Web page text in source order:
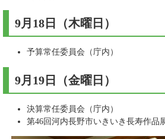
9月18日（木曜日）​
予算常任委員会（庁内）
9月19日（金曜日）​
決算常任委員会（庁内）
第46回河内長野市いきいき長寿作品